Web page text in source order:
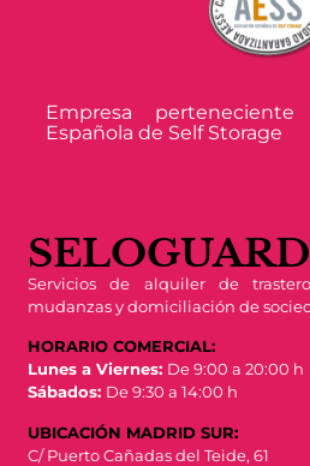
Empresa
Española de Self Storage
Servicios de alquiler de
mudanzas y domiciliación de
HORARIO COMERCIAL:
Lunes a Viernes: De 9:00 a 20:00 h
Sábados: De 9:30 a 14:00 h
UBICACIÓN MADRID SUR:
C/ Puerto Cañadas del Teide, 61